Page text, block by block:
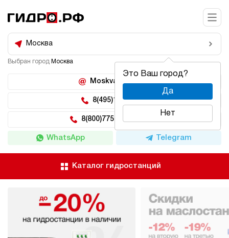
Москва
Это Ваш город?
Да
Нет
Выбран город Москва
Moskva@hidro.ru
8(495)150-04-62
8(800)775-04-62 доб 2
WhatsApp Telegram
Каталог гидростанций